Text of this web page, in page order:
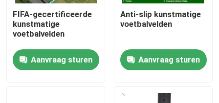
Huis
FIFA-gecertificeerde
kunstmatige
voetbalvelden
Aanvraag sturen
Anti-slip kunstmatige
voetbalvelden
Aanvraag sturen